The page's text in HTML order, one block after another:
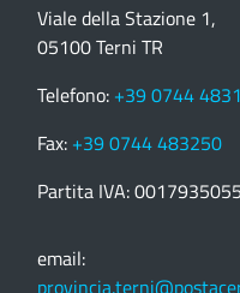
Viale della Stazione 1,
05100 Terni TR
Telefono: +39 0744 4831
Fax: +39 0744 483250
Partita IVA:
email: